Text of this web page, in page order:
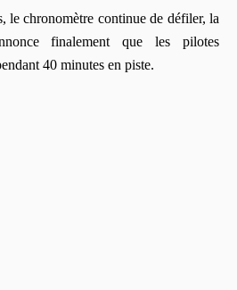
le chronomètre continue de défiler, la
finalement que les pilotes
40 minutes en piste.